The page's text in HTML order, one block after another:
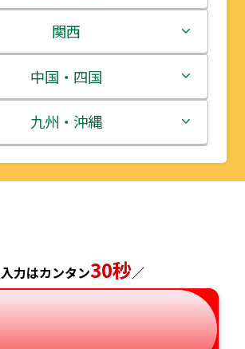
岩手県
宮城県
秋田県
山形県
栃木県
群馬県
埼玉県
千葉県
新潟県
富山県
石川県
福井県
岐阜県
静岡県
関西
三重県
滋賀県
京都府
奈良県
和歌山県
中国・四国
鳥取県
島根県
徳島県
九州・沖縄
福岡県
大分県
力はカンタン30秒／